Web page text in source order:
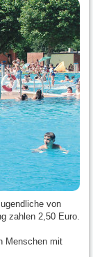
von
zahlen 2,50 Euro.
Menschen mit